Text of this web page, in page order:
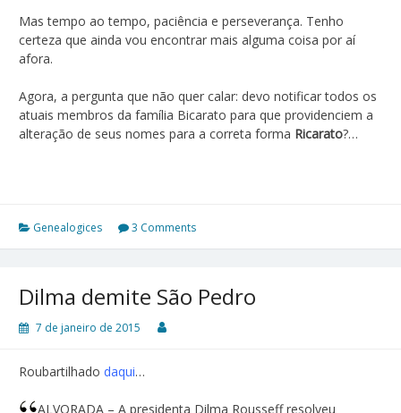
Mas tempo ao tempo, paciência e perseverança. Tenho
certeza que ainda vou encontrar mais alguma coisa por aí
afora.
Agora, a pergunta que não quer calar: devo notificar todos os
atuais membros da família Bicarato para que providenciem a
alteração de seus nomes para a correta forma Ricarato?…
Genealogices 3 Comments
Dilma demite São Pedro
7 de janeiro de 2015
Roubartilhado daqui…
ALVORADA – A presidenta Dilma Rousseff resolveu